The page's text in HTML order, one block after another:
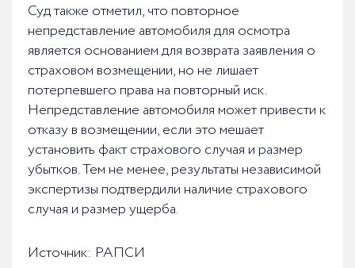
Суд также отметил, что повторное
непредставление автомобиля для осмотра
является основанием для возврата заявления о
страховом возмещении, но не лишает
потерпевшего права на повторный иск.
Непредставление автомобиля может привести к
отказу в возмещении, если это мешает
установить факт страхового случая и размер
убытков. Тем не менее, результаты независимой
экспертизы подтвердили наличие страхового
случая и размер ущерба.
Источник: РАПСИ